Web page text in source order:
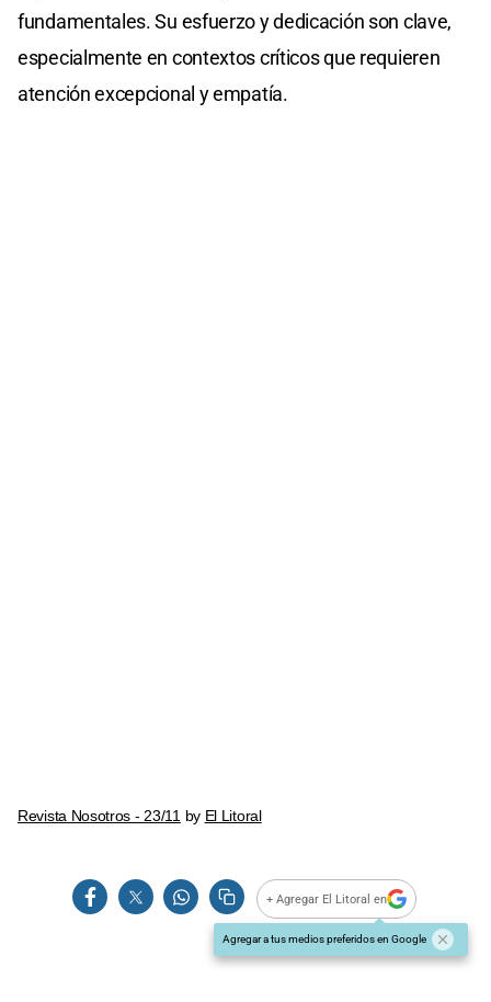
fundamentales. Su esfuerzo y dedicación son clave,
especialmente en contextos críticos que requieren
atención excepcional y empatía.
Revista Nosotros - 23/11 by El Litoral
+ Agregar El Litoral en
Agregar a tus medios preferidos en Google